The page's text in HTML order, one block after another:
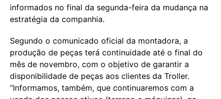
informados no final da segunda-feira da mudança na
estratégia da companhia.
Segundo o comunicado oficial da montadora, a
produção de peças terá continuidade até o final do
mês de novembro, com o objetivo de garantir a
disponibilidade de peças aos clientes da Troller.
“Informamos, também, que continuaremos com a